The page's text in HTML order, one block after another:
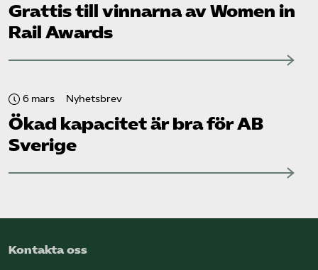
Grattis till vinnarna av Women in
Rail Awards
6 mars Nyhetsbrev
Ökad kapacitet är bra för AB
Sverige
Kontakta oss